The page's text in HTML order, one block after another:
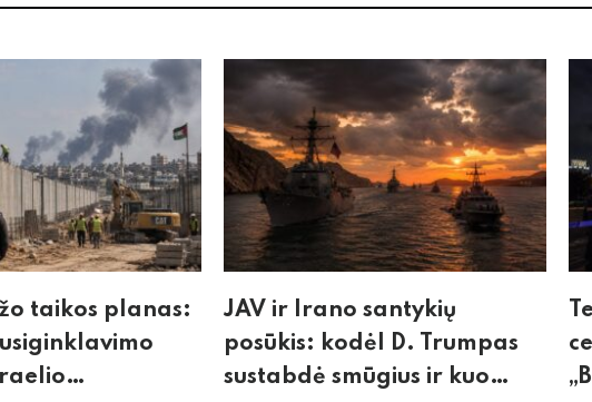
taikos planas:
JAV ir Irano santykių
posūkis: kodėl D. Trumpas
sustabdė smūgius ir kuo